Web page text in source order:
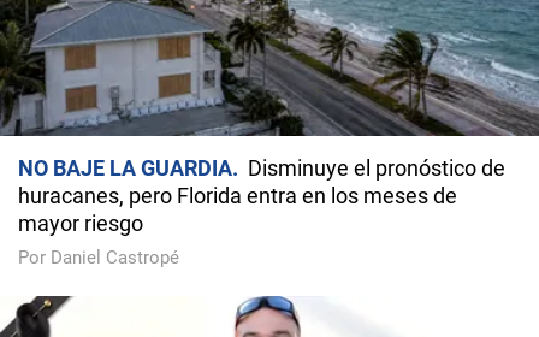
NO BAJE LA GUARDIA
Disminuye el pronóstico de
huracanes, pero Florida entra en los meses de
mayor riesgo
Por Daniel Castropé